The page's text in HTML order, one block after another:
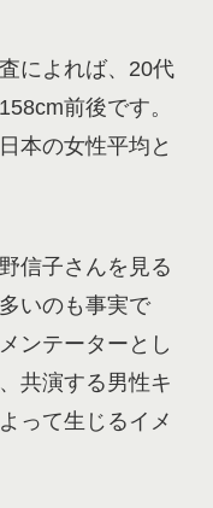
によれば、20代
前後です。
本の女性平均と
信子さんを見る
いのも事実で
ンテーターとし
共演する男性キ
って生じるイメ